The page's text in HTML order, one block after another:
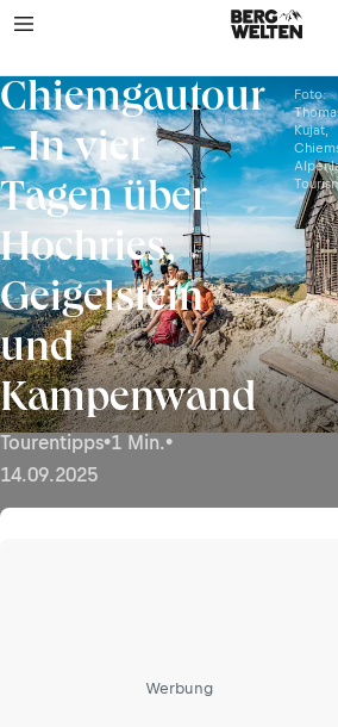
Chiemgautour
- In vier
Tagen über
Hochries,
Geigelstein
und
Kampenwand
Tourentipps•1 Min.•
14.09.2025
Foto:
Kujat,
Werbung